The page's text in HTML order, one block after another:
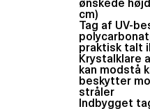
ønskede
cm)
Tag af UV-
praktisk talt
Krystalklare
kan modstå
beskytter
stråler
Indbygget